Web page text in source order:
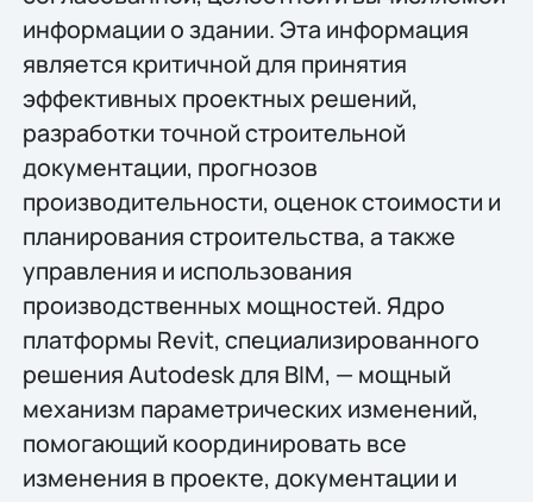
информации о здании. Эта информация
является критичной для принятия
эффективных проектных решений,
разработки точной строительной
документации, прогнозов
производительности, оценок стоимости и
планирования строительства, а также
управления и использования
производственных мощностей. Ядро
платформы Revit, специализированного
решения Autodesk для BIM, — мощный
механизм параметрических изменений,
помогающий координировать все
изменения в проекте, документации и